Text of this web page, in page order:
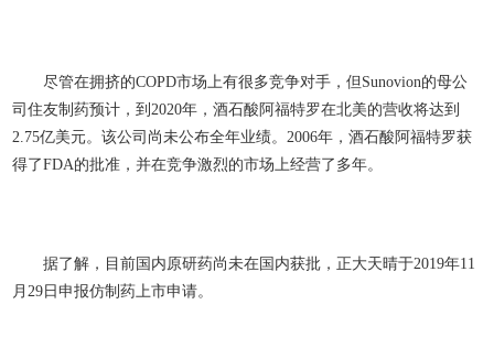
尽管在拥挤的COPD市场上有很多竞争对手，但Sunovion的母公
司住友制药预计，到2020年，酒石酸阿福特罗在北美的营收将达到
2.75亿美元。该公司尚未公布全年业绩。2006年，酒石酸阿福特罗获
得了FDA的批准，并在竞争激烈的市场上经营了多年。
据了解，目前国内原研药尚未在国内获批，正大天晴于2019年11
月29日申报仿制药上市申请。